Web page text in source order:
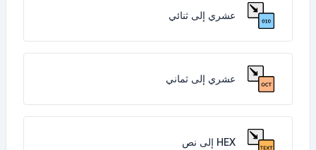
عشري إلى ثنائي
عشري إلى ثماني
HEX إلى نص